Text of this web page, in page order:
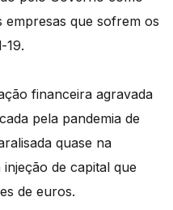
empresas que sofrem os
19.
financeira agravada
pela pandemia de
quase na
de capital que
de euros.